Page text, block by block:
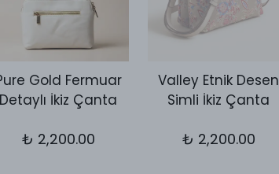
Gold Fermuar
Detaylı İkiz Çanta
₺ 2,200.00
Valley Etnik Desen
Simli İkiz Çanta
₺ 2,200.00